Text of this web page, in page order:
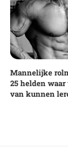
Mannelijke
25 helden waar
van kunnen